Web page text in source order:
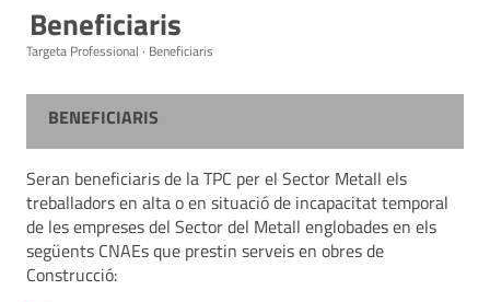
Beneficiaris
Targeta Professional · Beneficiaris
BENEFICIARIS
Seran beneficiaris de la TPC per el Sector Metall els
treballadors en alta o en situació de incapacitat temporal
de les empreses del Sector del Metall englobades en els
següents CNAEs que prestin serveis en obres de
Construcció: